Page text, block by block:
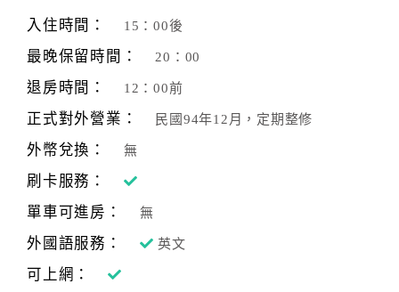
入住時間： 15：00後
最晚保留時間： 20：00
退房時間： 12：00前
正式對外營業： 民國94年12月，定期整修
外幣兌換： 無
刷卡服務：
單車可進房：
無
外國語服務： 英文
可上網：